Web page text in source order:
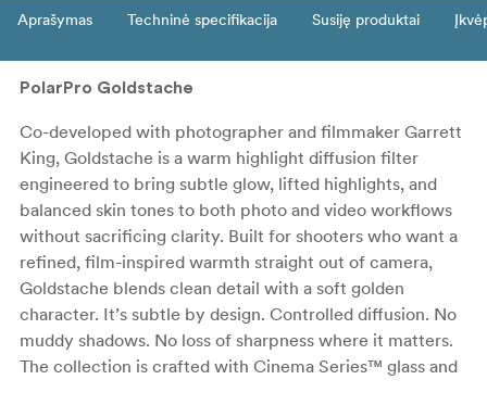
Aprašymas Techninė specifikacija Susiję produktai
PolarPro Goldstache
Co-developed with photographer and filmmaker Garrett
King, Goldstache is a warm highlight diffusion filter
engineered to bring subtle glow, lifted highlights, and
balanced skin tones to both photo and video workflows
without sacrificing clarity. Built for shooters who want a
refined, film-inspired warmth straight out of camera,
Goldstache blends clean detail with a soft golden
character. It’s subtle by design. Controlled diffusion. No
muddy shadows. No loss of sharpness where it matters.
The collection is crafted with Cinema Series™ glass and